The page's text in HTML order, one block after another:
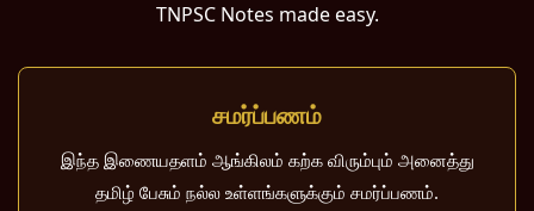
TNPSC Notes made easy.
சமர்ப்பணம்
இந்த இணையதளம் ஆங்கிலம் கற்க விரும்பும் அனைத்து
தமிழ் பேசும் நல்ல உள்ளங்களுக்கும் சமர்ப்பணம்.